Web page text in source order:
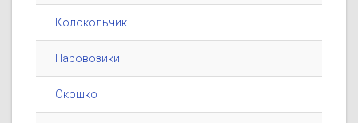
Колокольчик
Паровозики
Окошко